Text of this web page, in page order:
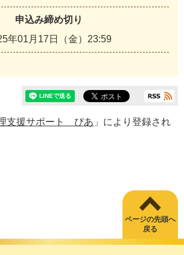
申込み締め切り
年01月17日（金）23:59
支援サポート ぴあ 」により登録され
ページの先頭へ
戻る